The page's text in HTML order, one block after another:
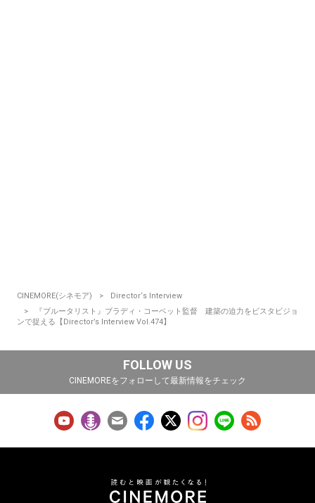
CINEMORE(シネモア)
Director‘s Interview
『ブルータリスト』ブラディ・コーベット監督 建築の迫力をビスタビジョ
ンで捉える【Director’s Interview Vol.474】
FOLLOW US
CINEMOREをフォローして最新情報をチェック